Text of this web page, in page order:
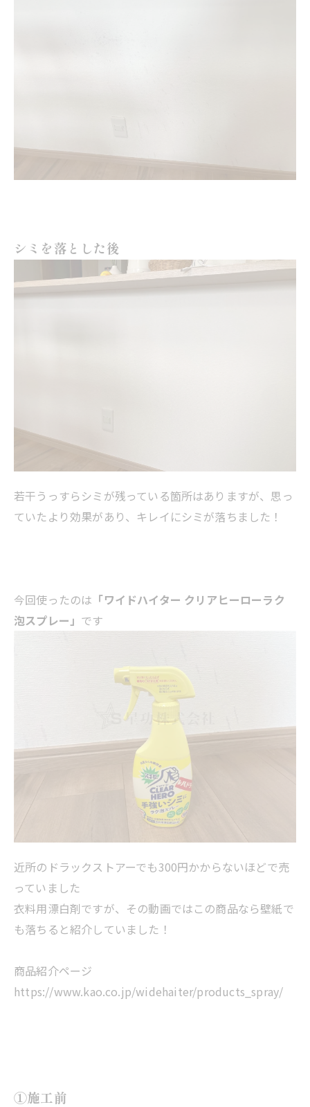
シミを落とした後
若干うっすらシミが残っている箇所はありますが、思っ
ていたより効果があり、キレイにシミが落ちました！
今回使ったのは 「ワイドハイター クリアヒーローラク
泡スプレー」 です
近所のドラックストアーでも300円かからないほどで売
っていました
衣料用漂白剤ですが、その動画ではこの商品なら壁紙で
も落ちると紹介していました！
商品紹介ページ
https://www.kao.co.jp/widehaiter/products_spray/
①施工前